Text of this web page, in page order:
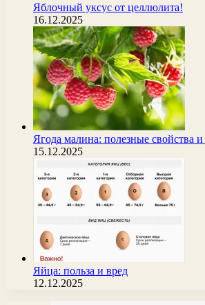
Яблочный уксус от целлюлита!
16.12.2025
Ягода малина: полезные свойства
15.12.2025
Яйца: польза и вред
12.12.2025